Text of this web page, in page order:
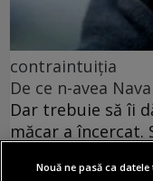
contraintuiția
De ce n-avea
Dar trebuie să îi
măcar a încercat.
Nouă ne pasă ca